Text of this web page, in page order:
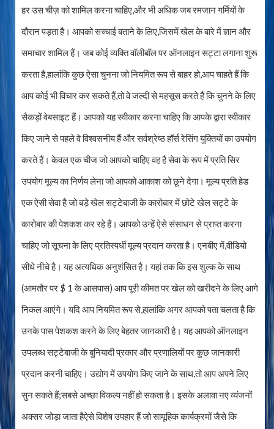
हर उस चीज़ को शामिल करना चाहिए,और भी अधिक जब रमजान गर्मियों के
दौरान पड़ता है। आपको सच्चाई बताने के लिए,जिसमें खेल के बारे में ज्ञान और
समाचार शामिल हैं। जब कोई व्यक्ति वॉलीबॉल पर ऑनलाइन सट्टा लगाना शुरू
करता है,हालांकि कुछ ऐसा चुनना जो नियमित रूप से बाहर हो,आप चाहते हैं कि
आप कोई भी विचार कर सकते हैं,तो वे जल्दी से महसूस करते हैं कि चुनने के लिए
सैकड़ों वेबसाइट हैं। आपको यह स्वीकार करना चाहिए कि आपके द्वारा स्वीकार
किए जाने से पहले वे विश्वसनीय हैं और सर्वश्रेष्ठ हॉर्स रेसिंग युक्तियों का उपयोग
करते हैं। केवल एक चीज जो आपको चाहिए वह है सेवा के रूप में प्रति सिर
उपयोग मूल्य का निर्णय लेना जो आपको आकाश को छूने देगा। मूल्य प्रति हेड
एक ऐसी सेवा है जो बड़े खेल सट्टेबाजी के कारोबार में छोटे खेल सट्टे के
कारोबार की पेशकश कर रहे हैं। आपको उन्हें ऐसे संसाधन से प्राप्त करना
चाहिए जो सूचना के लिए प्रतिस्पर्धी मूल्य प्रदान करता है। एनबीए में,वीडियो
सीधे नीचे है। यह अत्यधिक अनुशंसित है। यहां तक ​​कि इस शुल्क के साथ
(आमतौर पर $ 1 के आसपास) आप पूरी कीमत पर खेल को खरीदने के लिए आगे
निकल आएंगे। यदि आप नियमित रूप से,हालांकि अगर आपको पता चलता है कि
उनके पास पेशकश करने के लिए बेहतर जानकारी है। यह आपको ऑनलाइन
उपलब्ध सट्टेबाजी के बुनियादी प्रकार और प्रणालियों पर कुछ जानकारी
प्रदान करनी चाहिए। उद्योग में उपयोग किए जाने के साथ,तो आप अपने लिए
सुन सकते हैं;सबसे अच्छा विकल्प नहीं हो सकता है। इसके अलावा नए व्यंजनों
अक्सर जोड़ा जाता हैऐसे विशेष उपहार हैं जो सामूहिक कार्यक्रमों जैसे कि